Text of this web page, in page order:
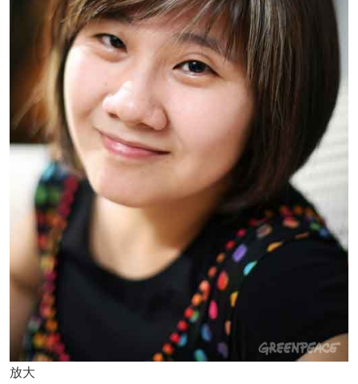
放大